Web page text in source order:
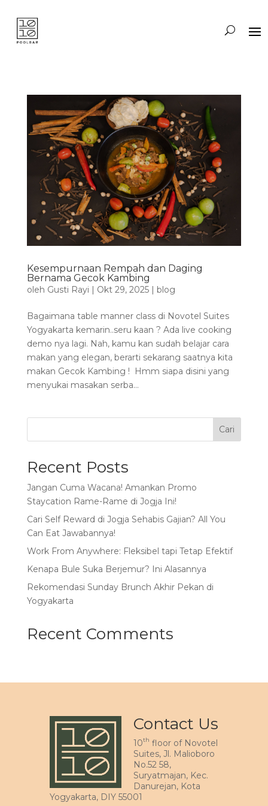
Kesempurnaan Rempah dan Daging
Bernama Gecok Kambing
oleh Gusti Rayi Okt 29, 2025| blog
Bagaimana table manner class di Novotel Suites
Yogyakarta kemarin..seru kaan ? Ada live cooking
demo nya lagi. Nah, kamu kan sudah belajar cara
makan yang elegan, berarti sekarang saatnya kita
makan Gecok Kambing ! Hmm siapa disini yang
menyukai masakan serba...
Cari
Recent Posts
Jangan Cuma Wacana! Amankan Promo
Staycation Rame-Rame di Jogja Ini!
Cari Self Reward di Jogja Sehabis Gajian? All You
Can Eat Jawabannya!
Work From Anywhere: Fleksibel tapi Tetap Efektif
Kenapa Bule Suka Berjemur? Ini Alasannya
Rekomendasi Sunday Brunch Akhir Pekan di
Yogyakarta
Recent Comments
Contact Us
10th floor of Novotel
Suites, Jl. Malioboro
No.52 58,
Suryatmajan, Kec.
Danurejan, Kota
Yogyakarta, DIY 55001